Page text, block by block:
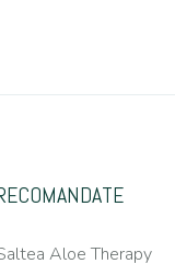
Aloe Therapy